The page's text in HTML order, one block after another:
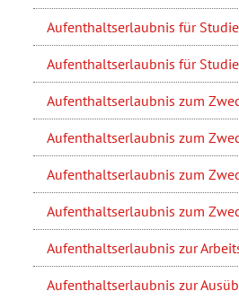
Aufenthaltserlaubnis für
Aufenthaltserlaubnis für
Aufenthaltserlaubnis zum
Aufenthaltserlaubnis zum
Aufenthaltserlaubnis zum
Aufenthaltserlaubnis zum
Aufenthaltserlaubnis zur
Aufenthaltserlaubnis zur